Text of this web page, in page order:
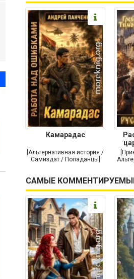
Камарадас
[Альтернативная история /
Самиздат / Попаданцы]
САМЫЕ